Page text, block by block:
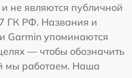
не являются публичной
ГК РФ. Названия и
Garmin упоминаются
— чтобы обозначить
мы работаем. Наша